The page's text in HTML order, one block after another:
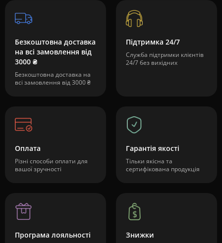
Безкоштовна доставка
на всі замовлення від
3000 ₴
Безкоштовна доставка на
всі замовлення від 3000 ₴
Підтримка 24/7
Служба підтримки клієнтів
24/7 без вихідних
Оплата
Різні способи оплати для
вашої зручності
Гарантія якості
Тільки якісна та
сертифікована продукція
Програма лояльності Знижки